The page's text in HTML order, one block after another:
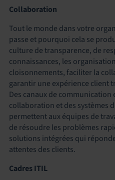
Collaboration
Tout le monde dans votre
passe et pourquoi cela se
culture de transparence, de
connaissances, les
cloisonnements, faciliter la
garantir une expérience client
Des canaux de communication
collaboration et des systèmes
permettent aux équipes de
de résoudre les problèmes
solutions intégrées qui
attentes des clients.
Cadres ITIL